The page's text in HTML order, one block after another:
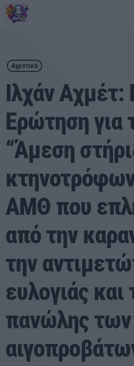
play_arrow ΕΡΚΟ
Αρχική
Εκπομπές
Τοπικά Νέα
Αθλητικά
Αγροτικά
Τραγούδια της Θράκης
Επικοινωνία
Προσεχείς
ΕΡΚΟ
15:00 - 23:40
Αγροτικά
Ιλχάν Αχμέτ:
Ερώτηση για
“Άμεση
ΑΜΘ που
από την
την
ευλογιάς και
πανώλης των